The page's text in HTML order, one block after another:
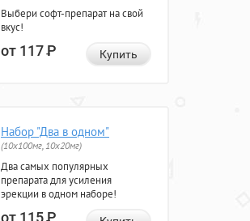
Выбери софт-препарат на свой
вкус!
от 117Р Купить
Набор "Два в одном"
(10x100мг, 10x20мг)
Два самых популярных
препарата для усиления
эрекции в одном наборе!